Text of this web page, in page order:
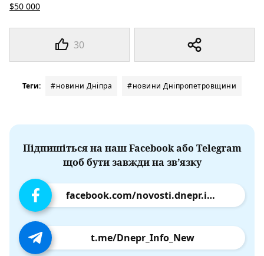
30
$50 000
Теги: #новини Дніпра #новини Дніпропетровщини
Підпишіться на наш Facebook або Telegram
щоб бути завжди на зв’язку
facebook.com/novosti.dnepr.info
t.me/Dnepr_Info_New